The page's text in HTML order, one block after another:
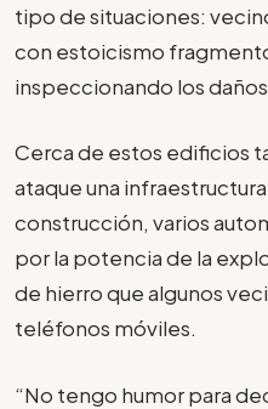
tipo de situaciones:
con estoicismo
inspeccionando los
Cerca de estos edificios
ataque una
construcción, varios
por la potencia de la
de hierro que algunos
teléfonos móviles.
“No tengo humor para